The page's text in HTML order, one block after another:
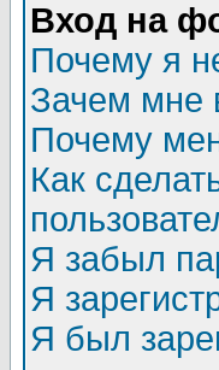
Вход на
Почему я
Зачем мне
Почему
Как
Я забыл
Я
Я был